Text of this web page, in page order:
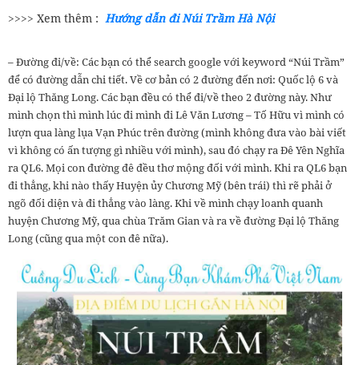
>>>> Xem thêm : Hướng dẫn đi Núi Trầm Hà Nội
– Đường đi/về: Các bạn có thể search google với keyword “Núi Trầm”
để có đường dẫn chi tiết. Về cơ bản có 2 đường đến nơi: Quốc lộ 6 và
Đại lộ Thăng Long. Các bạn đều có thể đi/về theo 2 đường này. Như
mình chọn thì mình lúc đi mình đi Lê Văn Lương – Tố Hữu vì mình có
lượn qua làng lụa Vạn Phúc trên đường (mình không đưa vào bài viết
vì không có ấn tượng gì nhiều với mình), sau đó chạy ra Đê Yên Nghĩa
ra QL6. Mọi con đường đê đều thơ mộng đối với mình. Khi ra QL6 bạn
đi thẳng, khi nào thấy Huyện ủy Chương Mỹ (bên trái) thì rẽ phải ở
ngõ đối diện và đi thẳng vào làng. Khi về mình chạy loanh quanh
huyện Chương Mỹ, qua chùa Trăm Gian và ra về đường Đại lộ Thăng
Long (cũng qua một con đê nữa).